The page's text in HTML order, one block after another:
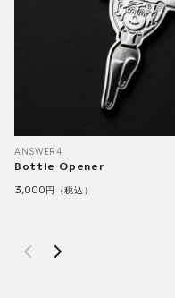
ANSWER4
Bottle Opener
3,000円（税込）